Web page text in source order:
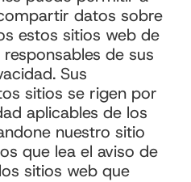
datos sobre
estos sitios web de
de sus
Sus
sitios se rigen por
aplicables de los
nuestro sitio
que lea el aviso de
sitios web que